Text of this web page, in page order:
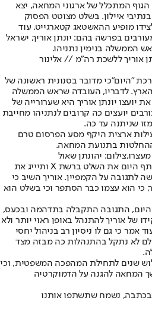
הגוף המתכלל של ארגוני המחאה, יצא
איילון. בשלט מצוטט הפסוק
מופיע ההאשטאג קטארגייט. עוד
בפרשה בהם: יונתן אוריך, ישראל
הממשלה בנימין נתניהו.
אוריך ללשכת רה"מ // אלינור
"היום"כי מדובר בסנונית ראשונה של
לדבריו, העובדה שראש הממשלה
יונתן אוריך היא שערורייה של
יועצים כה קרובים לנתניהו מחייבת
שניתנה עד כה.
ארצית היקף מסע הפרסום טרם
ההחלטות בתנועת המחאה.
יהונתן שאול
בתוך כך, העיתונאי בן כספית שיתף היום את השלט ברשת X ותיייג את
לתגובה על הקמפיין. אוריך השיב כי
כי הוא עצמו כבר הסתפר וכי בשלט הוא
התגובה התקבלה בתדהמה ובכעס,
של אוריך להתנהל באופן ראוי יותר ולא
אמר כי גם לו ניסיון רב בניהול יחסי
לא נתקל בהתנהלות כה מבזה מצד
שנים לתחילת המהפכה המשפטית, וכי
המחאה להגנה על הדמוקרטיה
נשמח שתשתפו אותנו